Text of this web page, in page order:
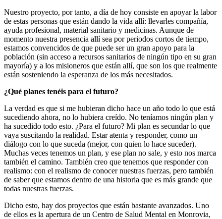
Nuestro proyecto, por tanto, a día de hoy consiste en apoyar la labor
de estas personas que están dando la vida allí: llevarles compañía,
ayuda profesional, material sanitario y medicinas. Aunque de
momento nuestra presencia allí sea por periodos cortos de tiempo,
estamos convencidos de que puede ser un gran apoyo para la
población (sin acceso a recursos sanitarios de ningún tipo en su gran
mayoría) y a los misioneros que están allí, que son los que realmente
están sosteniendo la esperanza de los más necesitados.
¿Qué planes tenéis para el futuro?
La verdad es que si me hubieran dicho hace un año todo lo que está
sucediendo ahora, no lo hubiera creído. No teníamos ningún plan y
ha sucedido todo esto. ¿Para el futuro? Mi plan es secundar lo que
vaya suscitando la realidad. Estar atenta y responder, como un
diálogo con lo que suceda (mejor, con quien lo hace suceder).
Muchas veces tenemos un plan, y ese plan no sale, y esto nos marca
también el camino. También creo que tenemos que responder con
realismo: con el realismo de conocer nuestras fuerzas, pero también
de saber que estamos dentro de una historia que es más grande que
todas nuestras fuerzas.
Dicho esto, hay dos proyectos que están bastante avanzados. Uno
de ellos es la apertura de un Centro de Salud Mental en Monrovia,